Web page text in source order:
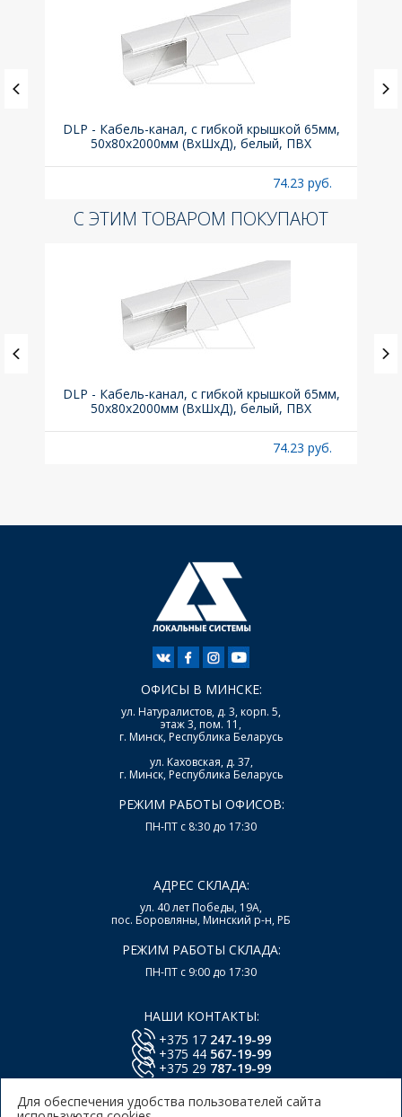
DLP - Кабель-канал, с гибкой крышкой 65мм,
50x80х2000мм (ВхШхД), белый, ПВХ
74.23 руб.
С ЭТИМ ТОВАРОМ ПОКУПАЮТ
DLP - Кабель-канал, с гибкой крышкой 65мм,
50x80х2000мм (ВхШхД), белый, ПВХ
74.23 руб.
ОФИСЫ В МИНСКЕ:
ул. Натуралистов, д. 3, корп. 5,
этаж 3, пом. 11,
г. Минск, Республика Беларусь
ул. Каховская, д. 37,
г. Минск, Республика Беларусь
РЕЖИМ РАБОТЫ ОФИСОВ:
ПН-ПТ с 8:30 до 17:30
АДРЕС СКЛАДА:
ул. 40 лет Победы, 19А,
пос. Боровляны, Минский р-н, РБ
РЕЖИМ РАБОТЫ СКЛАДА:
ПН-ПТ с 9:00 до 17:30
НАШИ КОНТАКТЫ:
+375 17 247-19-99
+375 44 567-19-99
+375 29 787-19-99
Для обеспечения удобства пользователей сайта